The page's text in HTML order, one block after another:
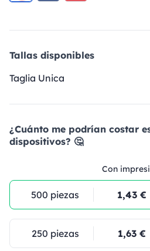
Tallas disponibles
Taglia Unica
¿Cuánto me podrían costar
dispositivos? 🤔
Con
500 piezas 1,43 €
250 piezas 1,63 €